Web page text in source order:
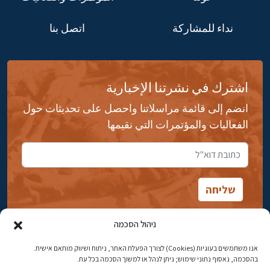
ניהול הסכמה
אנו משתמשים בעוגיות (Cookies) לצורך הפעלת האתר, ניתוח ושיווק מותאם אישית.
בהסכמה, נאסוף נתוני שימוש; ניתן לנהל או למשוך הסכמה בכל עת.
نداء للمشاركة اتصل بنا
اشترك في نشرتنا الإخبارية
انضم إلى قائمة مراسلاتنا واحصل على تحديثات حول
الفعاليات والمؤتمرات التي نقيمها
شارع ابن جبيرول، رحافيا ١٤ أورشليم - القدس